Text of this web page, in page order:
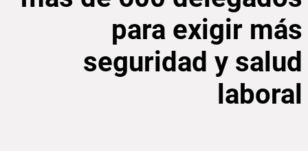
para exigir más
seguridad y salud
laboral